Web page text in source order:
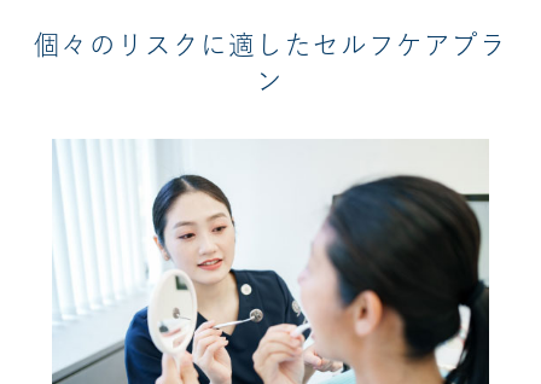
個々のリスクに適したセルフケアプラ
ン